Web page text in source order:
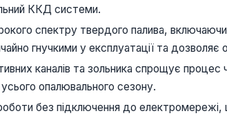
ККД системи.
спектру твердого палива,
гнучкими у експлуатації та дозволяє
каналів та зольника спрощує
опалювального сезону.
без підключення до